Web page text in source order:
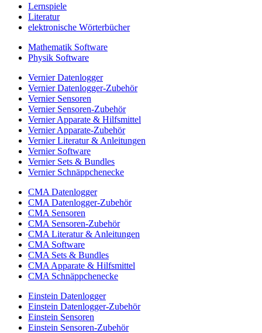
Lernspiele
Literatur
elektronische Wörterbücher
Mathematik Software
Physik Software
Vernier Datenlogger
Vernier Datenlogger-Zubehör
Vernier Sensoren
Vernier Sensoren-Zubehör
Vernier Apparate & Hilfsmittel
Vernier Apparate-Zubehör
Vernier Literatur & Anleitungen
Vernier Software
Vernier Sets & Bundles
Vernier Schnäppchenecke
CMA Datenlogger
CMA Datenlogger-Zubehör
CMA Sensoren
CMA Sensoren-Zubehör
CMA Literatur & Anleitungen
CMA Software
CMA Sets & Bundles
CMA Apparate & Hilfsmittel
CMA Schnäppchenecke
Einstein Datenlogger
Einstein Datenlogger-Zubehör
Einstein Sensoren
Einstein Sensoren-Zubehör